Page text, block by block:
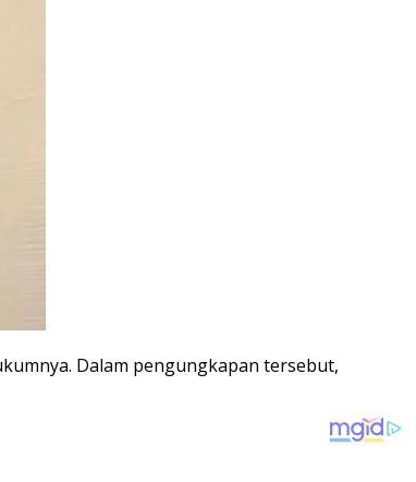
Dalam pengungkapan tersebut,